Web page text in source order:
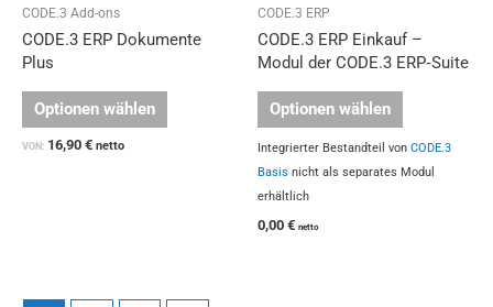
CODE.3 Add-ons
CODE.3 ERP Dokumente
Plus
Optionen wählen
Produktseite
gewählt
VON: 16,90 € netto
CODE.3 ERP
CODE.3 ERP Einkauf –
Modul der CODE.3 ERP‑Suite
Optionen wählen
Integrierter Bestandteil von CODE.3
Basis nicht als separates Modul
erhältlich
0,00 € netto